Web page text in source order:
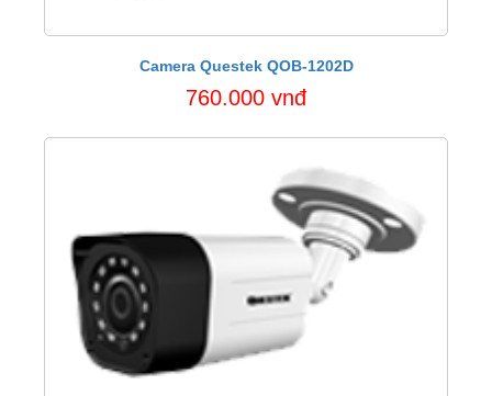
Camera Questek QOB-1202D
760.000 vnđ